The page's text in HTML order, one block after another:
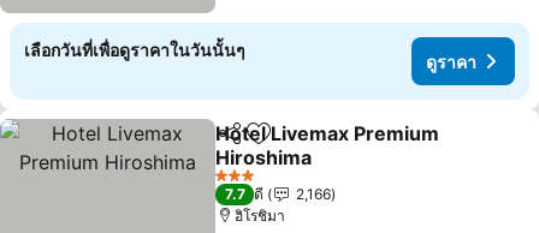
เลือกวันที่เพื่อดูราคาในวันนั้นๆ
ดูราคา
แชร์ เพิ่มในรายการโปรด
Hotel Livemax Premium
Hiroshima
ดูราคา
3 ดาว
7.7 ดี
2,166
ฮิโรชิมา